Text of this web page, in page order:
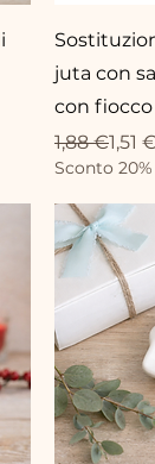
juta con
con fiocco
Prix original
1,88 €
Prix 1,51 €
Sconto 20%